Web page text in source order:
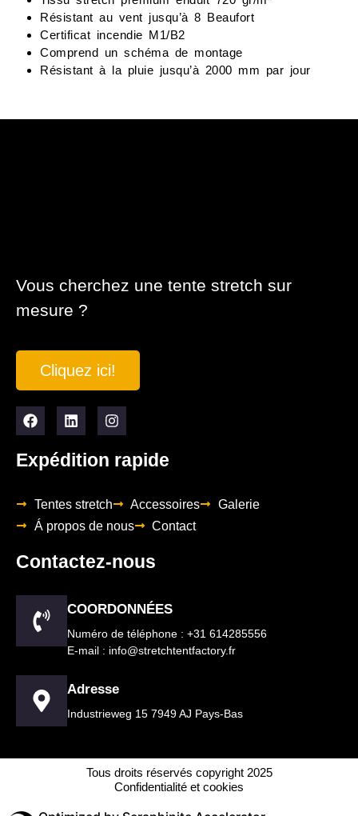
Résistant au vent jusqu’à 8 Beaufort
Certificat incendie M1/B2
Comprend un schéma de montage
Résistant à la pluie jusqu’à 2000 mm par jour
Vous cherchez une tente stretch sur
mesure ?
Cliquez ici!
Expédition rapide
Tentes stretch Accessoires
Galerie
Á propos de nous
Contact
Contactez-nous
COORDONNÉES
Numéro de téléphone : +31 614285556
E-mail : info@stretchtentfactory.fr
Adresse
Industrieweg 15 7949 AJ Pays-Bas
Tous droits réservés copyright 2025
Confidentialité et cookies